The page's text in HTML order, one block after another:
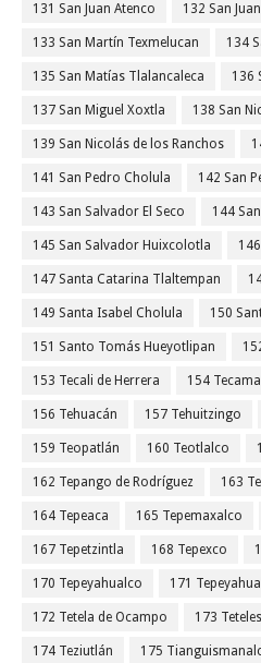
131 San Juan Atenco 132 San
133 San Martín Texmelucan 134
135 San Matías Tlalancaleca 136
137 San Miguel Xoxtla 138 San
139 San Nicolás de los Ranchos
141 San Pedro Cholula 142 San
143 San Salvador El Seco 144
145 San Salvador Huixcolotla
147 Santa Catarina Tlaltempan
149 Santa Isabel Cholula 150
151 Santo Tomás Hueyotlipan
153 Tecali de Herrera 154
156 Tehuacán 157 Tehuitzingo
159 Teopatlán 160 Teotlalco
162 Tepango de Rodríguez 163
164 Tepeaca 165 Tepemaxalco
167 Tepetzintla 168 Tepexco
170 Tepeyahualco 171
172 Tetela de Ocampo 173
174 Teziutlán 175